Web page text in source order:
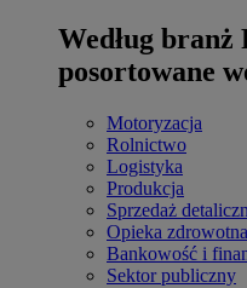
Według branż
posortowane
Motoryzacja
Rolnictwo
Logistyka
Produkcja
Sprzedaż
Opieka zdrowotna
Bankowość i
Sektor publiczny